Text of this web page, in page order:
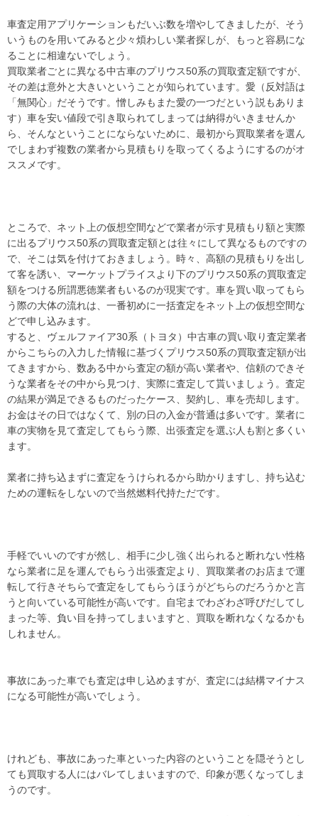
vezelrs 値引きvezelrs 値引き
vezelrs 値引きvezelrs 値引き
vezelrs 値引きvezelrs 値引き
vezelrs 値引きvezelrs 値引き
vezelrs 値引きvezelrs 値引き
vezelrs 値引きvezelrs 値引き
vezelrs 値引きvezelrs 値引き
vezelrs 値引きvezelrs 値引き
vezelrs 値引きvezelrs 値引き
vezelrs 値引きvezelrs 値引き
vezelrs 値引きvezelrs 値引き
vezelrs 値引きvezelrs 値引き
vezelrs 値引きvezelrs 値引き
vezelrs 値引きvezelrs 値引き
vezelrs 値引きvezelrs 値引き
vezelrs 値引きvezelrs 値引き
vezelrs 値引きvezelrs 値引き
vezelrs 値引きvezelrs 値引き
vezelrs 値引きvezelrs 値引き
vezelrs 値引きvezelrs 値引き
vezelrs 値引きvezelrs 値引き
vezelrs 値引きvezelrs 値引き
vezelrs 値引きvezelrs 値引き
vezelrs 値引きvezelrs 値引き
vezelrs 値引きvezelrs 値引き
vezelrs 値引きvezelrs 値引き
vezelrs 値引きvezelrs 値引き
vezelrs 値引きvezelrs 値引き
vezelrs 値引きvezelrs 値引き
vezelrs 値引きvezelrs 値引き
vezelrs 値引きvezelrs 値引き
vezelrs 値引きvezelrs 値引き
vezelrs 値引きvezelrs 値引き
vezelrs 値引きvezelrs 値引き
vezelrs 値引きvezelrs 値引き
車査定用アプリケーションもだいぶ数を増やしてきましたが、そう
いうものを用いてみると少々煩わしい業者探しが、もっと容易にな
ることに相違ないでしょう。
買取業者ごとに異なる中古車のプリウス50系の買取査定額ですが、
その差は意外と大きいということが知られています。愛（反対語は
「無関心」だそうです。憎しみもまた愛の一つだという説もありま
す）車を安い値段で引き取られてしまっては納得がいきませんか
ら、そんなということにならないために、最初から買取業者を選ん
でしまわず複数の業者から見積もりを取ってくるようにするのがオ
ススメです。
ところで、ネット上の仮想空間などで業者が示す見積もり額と実際
に出るプリウス50系の買取査定額とは往々にして異なるものですの
で、そこは気を付けておきましょう。時々、高額の見積もりを出し
て客を誘い、マーケットプライスより下のプリウス50系の買取査定
額をつける所謂悪徳業者もいるのが現実です。車を買い取ってもら
う際の大体の流れは、一番初めに一括査定をネット上の仮想空間な
どで申し込みます。
すると、ヴェルファイア30系（トヨタ）中古車の買い取り査定業者
からこちらの入力した情報に基づくプリウス50系の買取査定額が出
てきますから、数ある中から査定の額が高い業者や、信頼のできそ
うな業者をその中から見つけ、実際に査定して貰いましょう。査定
の結果が満足できるものだったケース、契約し、車を売却します。
お金はその日ではなくて、別の日の入金が普通は多いです。業者に
車の実物を見て査定してもらう際、出張査定を選ぶ人も割と多くい
ます。
業者に持ち込まずに査定をうけられるから助かりますし、持ち込む
ための運転をしないので当然燃料代持ただです。
手軽でいいのですが然し、相手に少し強く出られると断れない性格
なら業者に足を運んでもらう出張査定より、買取業者のお店まで運
転して行きそちらで査定をしてもらうほうがどちらのだろうかと言
うと向いている可能性が高いです。自宅までわざわざ呼びだしてし
まった等、負い目を持ってしまいますと、買取を断れなくなるかも
しれません。
事故にあった車でも査定は申し込めますが、査定には結構マイナス
になる可能性が高いでしょう。
けれども、事故にあった車といった内容のということを隠そうとし
ても買取する人にはバレてしまいますので、印象が悪くなってしま
うのです。